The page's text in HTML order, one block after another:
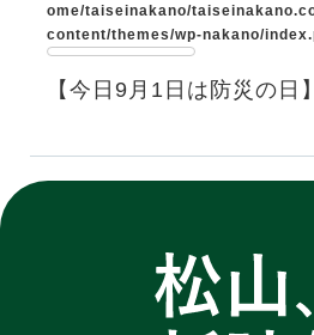
ome/taiseinakano/
content/themes/wp-nakano/
【今日9月1日は防災の日】